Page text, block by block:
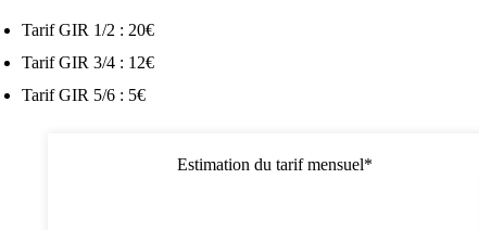
Tarif GIR 1/2 : 20€
Tarif GIR 3/4 : 12€
Tarif GIR 5/6 : 5€
Estimation du tarif mensuel*